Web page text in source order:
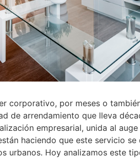
corporativo, por meses o
de arrendamiento que lleva
empresarial, unida al
haciendo que este servicio
urbanos. Hoy analizamos este